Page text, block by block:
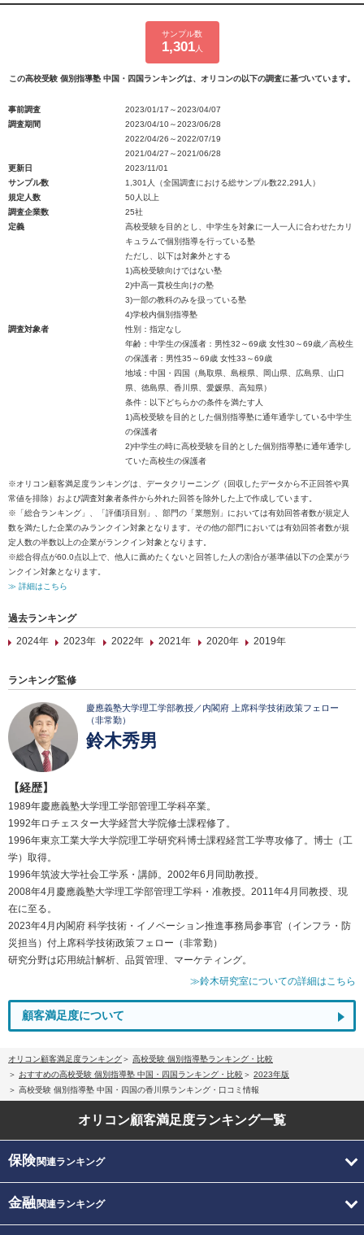
サンプル数
1,301人
この高校受験 個別指導塾 中国・四国ランキングは、オリコンの以下の調査に基づいています。
事前調査
2023/01/17～2023/04/07
調査期間
2023/04/10～2023/06/28
2022/04/26～2022/07/19
2021/04/27～2021/06/28
更新日
2023/11/01
サンプル数
1,301人（全国調査における総サンプル数22,291人）
規定人数
50人以上
調査企業数
25社
定義
高校受験を目的とし、中学生を対象に一人一人に合わせたカリ
キュラムで個別指導を行っている塾
ただし、以下は対象外とする
1)高校受験向けではない塾
2)中高一貫校生向けの塾
3)一部の教科のみを扱っている塾
4)学校内個別指導塾
調査対象者
性別：指定なし
年齢：中学生の保護者：男性32～69歳 女性30～69歳／高校生
の保護者：男性35～69歳 女性33～69歳
地域：中国・四国（鳥取県、島根県、岡山県、広島県、山口
県、徳島県、香川県、愛媛県、高知県）
条件：以下どちらかの条件を満たす人
1)高校受験を目的とした個別指導塾に通年通学している中学生
の保護者
2)中学生の時に高校受験を目的とした個別指導塾に通年通学し
ていた高校生の保護者
※オリコン顧客満足度ランキングは、データクリーニング（回収したデータから不正回答や異
常値を排除）および調査対象者条件から外れた回答を除外した上で作成しています。
※「総合ランキング」、「評価項目別」、部門の「業態別」においては有効回答者数が規定人
数を満たした企業のみランクイン対象となります。その他の部門においては有効回答者数が規
定人数の半数以上の企業がランクイン対象となります。
※総合得点が60.0点以上で、他人に薦めたくないと回答した人の割合が基準値以下の企業がラ
ンクイン対象となります。
≫ 詳細はこちら
過去ランキング
2024年
2023年 2022年 2021年 2020年 2019年
ランキング監修
慶應義塾大学理工学部教授／内閣府 上席科学技術政策フェロー
（非常勤）
鈴木秀男
【経歴】
1989年慶應義塾大学理工学部管理工学科卒業。
1992年ロチェスター大学経営大学院修士課程修了。
1996年東京工業大学大学院理工学研究科博士課程経営工学専攻修了。博士（工
学）取得。
1996年筑波大学社会工学系・講師。2002年6月同助教授。
2008年4月慶應義塾大学理工学部管理工学科・准教授。2011年4月同教授、現
在に至る。
2023年4月内閣府 科学技術・イノベーション推進事務局参事官（インフラ・防
災担当）付上席科学技術政策フェロー（非常勤）
研究分野は応用統計解析、品質管理、マーケティング。
≫鈴木研究室についての詳細はこちら
顧客満足度について
オリコン顧客満足度ランキング
高校受験 個別指導塾ランキング・比較
おすすめの高校受験 個別指導塾 中国・四国ランキング・比較
2023年版
高校受験 個別指導塾 中国・四国の香川県ランキング・口コミ情報
オリコン顧客満足度ランキング一覧
保険関連ランキング
金融関連ランキング